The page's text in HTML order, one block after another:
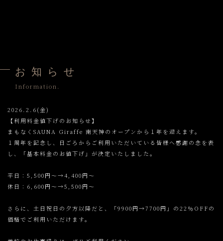
お 知 ら せ
Information.
2026.2.6(金)
【利用料金値下げのお知らせ】
まもなくSAUNA Giraffe 南天神のオープンから１年を迎えます。
１周年を記念し、日ごろからご利用いただいている皆様へ感謝の念を表
し、「基本料金のお値下げ」が決定いたしました。
平日：5,500円～→4,400円～
休日：6,600円～→5,500円～
さらに、土日祝日の夕方以降だと、「9900円→7700円」の22％OFFの
価格でご利用いただけます。